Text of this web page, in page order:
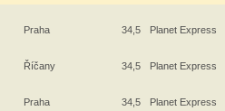
Praha 34,5 Planet Express
Říčany 34,5 Planet Express
Praha 34,5 Planet Express